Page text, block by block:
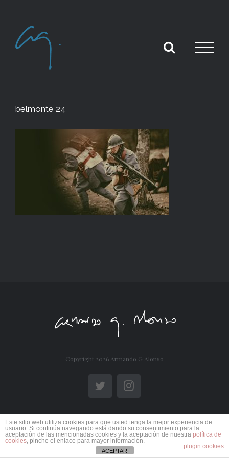
content
belmonte 24
Copyright 2026 Armando G Alonso
TwitterInstagram
Este sitio web utiliza cookies para que usted tenga la mejor experiencia de
usuario. Si continúa navegando está dando su consentimiento para la
aceptación de las mencionadas cookies y la aceptación de nuestra política de
cookies, pinche el enlace para mayor información.
plugin cookies
ACEPTAR